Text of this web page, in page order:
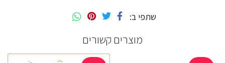
שתפי ב
מוצרים קשורים